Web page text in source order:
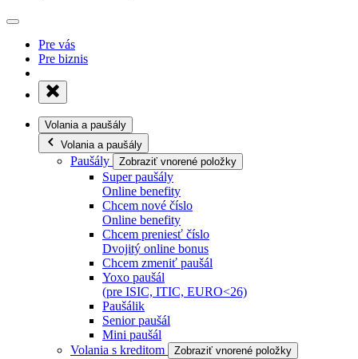
Pre vás
Pre biznis
Volania a paušály
Volania a paušály
Paušály Zobraziť vnorené položky
Super paušály
Online benefity
Chcem nové číslo
Online benefity
Chcem preniesť číslo
Dvojitý online bonus
Chcem zmeniť paušál
Yoxo paušál
(pre ISIC, ITIC, EURO<26)
Paušálik
Senior paušál
Mini paušál
Volania s kreditom
Zobraziť vnorené položky